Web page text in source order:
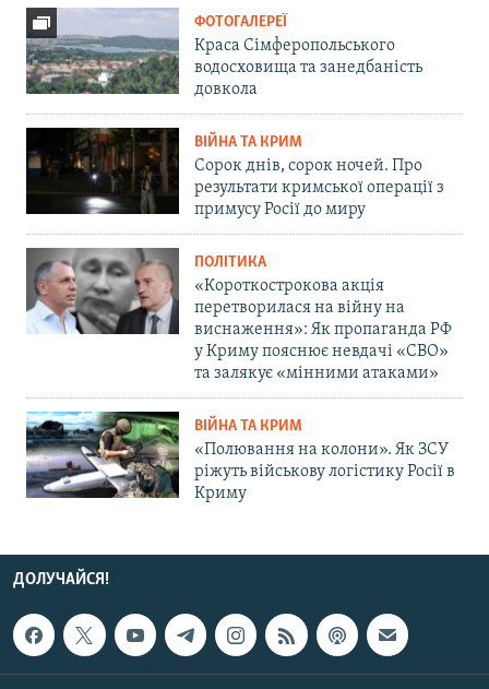
ФОТОГАЛЕРЕЇ
Краса Сімферопольського
водосховища та занедбаність
довкола
ВІЙНА ТА КРИМ
Сорок днів, сорок ночей. Про
результати кримської операції з
примусу Росії до миру
ПОЛІТИКА
«Короткострокова акція
перетворилася на війну на
виснаження»: Як пропаганда РФ
у Криму пояснює невдачі «СВО»
та залякує «мінними атаками»
ВІЙНА ТА КРИМ
«Полювання на колони». Як ЗСУ
ріжуть військову логістику Росії в
Криму
ДОЛУЧАЙСЯ!